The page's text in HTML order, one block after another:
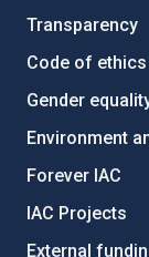
Transparency
Code of
Gender
Environment
Forever IAC
IAC Projects
External